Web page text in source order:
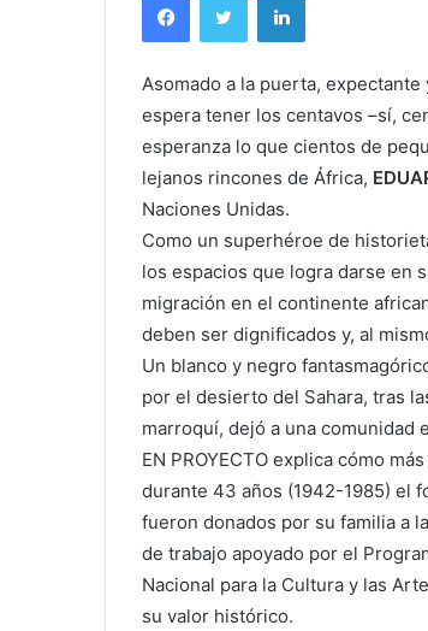
Asomado a la puerta,
espera tener los centavos –sí,
esperanza lo que cientos de
lejanos rincones de África,
Naciones Unidas.
Como un superhéroe de
los espacios que logra darse en
migración en el continente
deben ser dignificados y, al
Un blanco y negro
por el desierto del Sahara, tras
marroquí, dejó a una comunidad
EN PROYECTO explica cómo
durante 43 años (1942-1985) el
fueron donados por su familia a
de trabajo apoyado por el
Nacional para la Cultura y las
su valor histórico.